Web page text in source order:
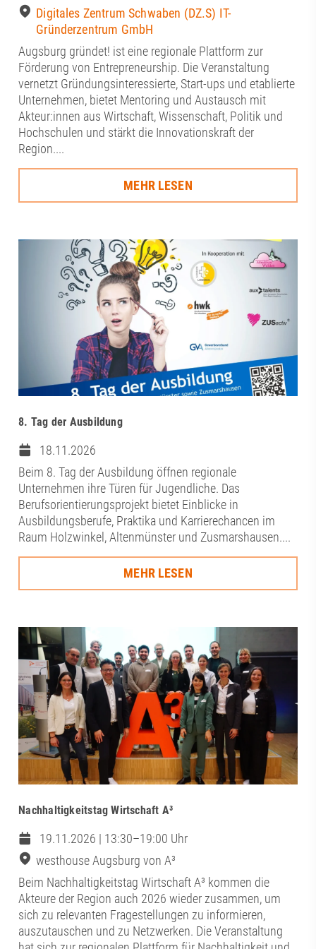
Digitales Zentrum Schwaben (DZ.S) IT-
Gründerzentrum GmbH
Augsburg gründet! ist eine regionale Plattform zur
Förderung von Entrepreneurship. Die Veranstaltung
vernetzt Gründungsinteressierte, Start-ups und etablierte
Unternehmen, bietet Mentoring und Austausch mit
Akteur:innen aus Wirtschaft, Wissenschaft, Politik und
Hochschulen und stärkt die Innovationskraft der
Region....
MEHR LESEN
8. Tag der Ausbildung
18.11.2026
Beim 8. Tag der Ausbildung öffnen regionale
Unternehmen ihre Türen für Jugendliche. Das
Berufsorientierungsprojekt bietet Einblicke in
Ausbildungsberufe, Praktika und Karrierechancen im
Raum Holzwinkel, Altenmünster und Zusmarshausen....
MEHR LESEN
Nachhaltigkeitstag Wirtschaft A³
19.11.2026 | 13:30–19:00 Uhr
westhouse Augsburg von A³
Beim Nachhaltigkeitstag Wirtschaft A³ kommen die
Akteure der Region auch 2026 wieder zusammen, um
sich zu relevanten Fragestellungen zu informieren,
auszutauschen und zu Netzwerken. Die Veranstaltung